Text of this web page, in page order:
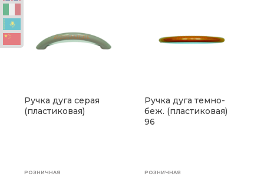
Ручка дуга серая
(пластиковая)
РОЗНИЧНАЯ
Ручка дуга темно-
беж. (пластиковая)
96
РОЗНИЧНАЯ